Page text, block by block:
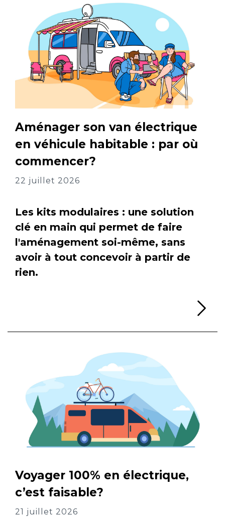
Aménager son van électrique
en véhicule habitable : par où
commencer?
22 juillet 2026
Les kits modulaires : une solution
clé en main qui permet de faire
l'aménagement soi-même, sans
avoir à tout concevoir à partir de
rien.
Voyager 100% en électrique,
c’est faisable?
21 juillet 2026